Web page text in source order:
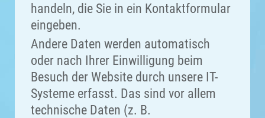
handeln, die Sie in ein Kontaktformular
eingeben.
Andere Daten werden automatisch
oder nach Ihrer Einwilligung beim
Besuch der Website durch unsere IT-
Systeme erfasst. Das sind vor allem
technische Daten (z. B.